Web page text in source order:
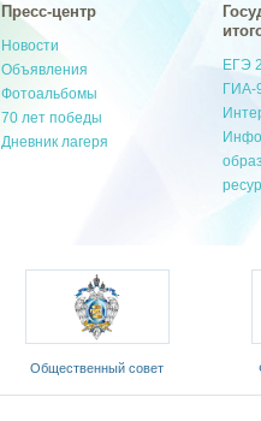
Пресс-центр
Новости
Объявления
Фотоальбомы
70 лет победы
Дневник лагеря
ЕГЭ
ГИА-
Федеральный портал
«Российское образование»